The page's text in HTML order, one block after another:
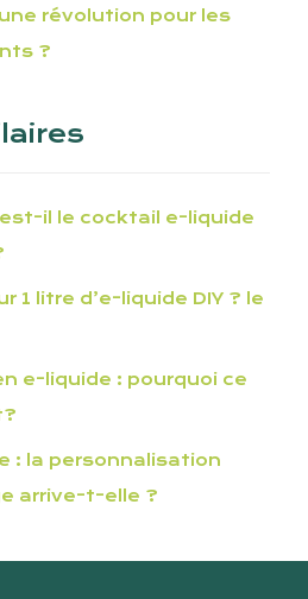
révolution pour les
?
il le cocktail e-liquide
1 litre d’e-liquide DIY ? le
e-liquide : pourquoi ce
: la personnalisation
arrive-t-elle ?